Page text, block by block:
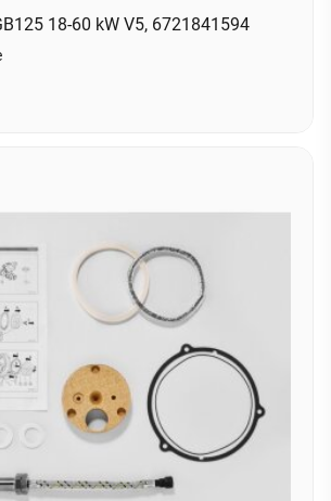
18-60 kW V5, 6721841594